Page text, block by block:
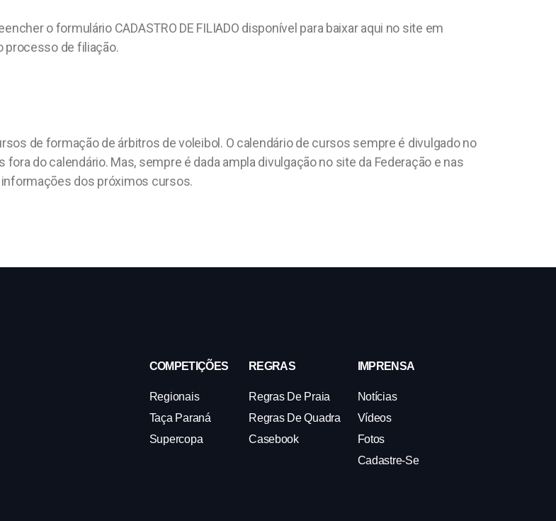
o formulário CADASTRO DE FILIADO disponível para baixar aqui no site em
processo de filiação.
de formação de árbitros de voleibol. O calendário de cursos sempre é divulgado no
do calendário. Mas, sempre é dada ampla divulgação no site da Federação e nas
informações dos próximos cursos.
COMPETIÇÕES
Regionais
Taça Paraná
Supercopa
REGRAS
Regras De Praia
Regras De Quadra
Casebook
IMPRENSA
Notícias
Vídeos
Fotos
Cadastre-Se